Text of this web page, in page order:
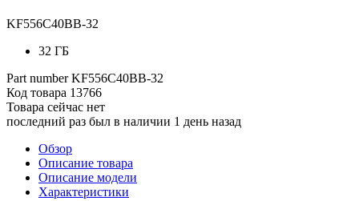
KF556C40BB-32
32 ГБ
Part number KF556C40BB-32
Код товара 13766
Товара сейчас нет
последний раз был в наличии 1 день назад
Обзор
Описание товара
Описание модели
Характеристики